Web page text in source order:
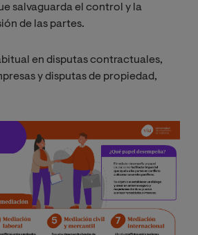
salvaguarda el control y la
de las partes.
en disputas contractuales,
y disputas de propiedad,